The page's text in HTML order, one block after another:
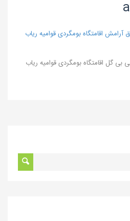
۲ اتاق بی بی گل اقامتگاه بومگردی قوامیه ریاب